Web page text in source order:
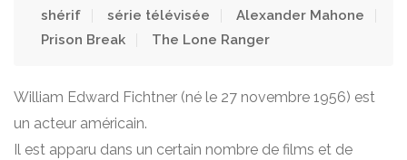
shérif
série télévisée
Alexander Mahone
Prison Break
The Lone Ranger
William Edward Fichtner (né le 27 novembre 1956) est
un acteur américain.
Il est apparu dans un certain nombre de films et de